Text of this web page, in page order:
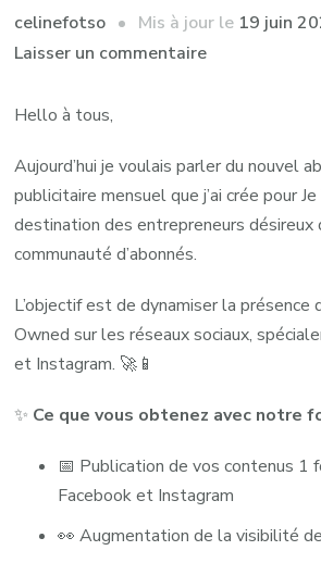
celinefotso Mis à jour le 19 juin
Laisser un commentairesur
publicitaire
mensuel
de
Hello à tous,
Aujourd’hui je voulais parler du nouvel
publicitaire mensuel que j’ai crée pour
destination des entrepreneurs désireux
communauté d’abonnés.
L’objectif est de dynamiser la présence
Owned sur les réseaux sociaux,
et Instagram. 🚀📱
✨ Ce que vous obtenez avec notre
📅 Publication de vos contenus 1
Facebook et Instagram
👀 Augmentation de la visibilité